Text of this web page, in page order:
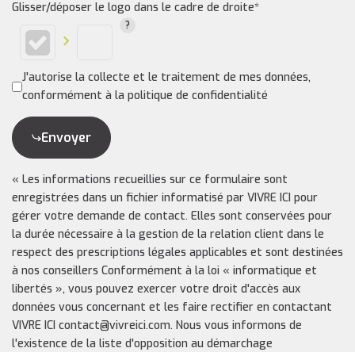
Glisser/déposer le logo dans le cadre de droite*
J'autorise la collecte et le traitement de mes données,
conformément à la politique de confidentialité
Envoyer
« Les informations recueillies sur ce formulaire sont
enregistrées dans un fichier informatisé par VIVRE ICI pour
gérer votre demande de contact. Elles sont conservées pour
la durée nécessaire à la gestion de la relation client dans le
respect des prescriptions légales applicables et sont destinées
à nos conseillers Conformément à la loi « informatique et
libertés », vous pouvez exercer votre droit d'accès aux
données vous concernant et les faire rectifier en contactant
VIVRE ICI contact@vivreici.com. Nous vous informons de
l'existence de la liste d'opposition au démarchage